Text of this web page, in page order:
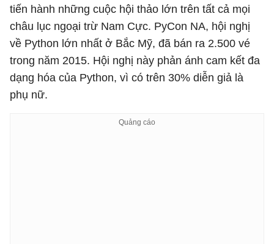
tiến hành những cuộc hội thảo lớn trên tất cả mọi
châu lục ngoại trừ Nam Cực. PyCon NA, hội nghị
về Python lớn nhất ở Bắc Mỹ, đã bán ra 2.500 vé
trong năm 2015. Hội nghị này phản ánh cam kết đa
dạng hóa của Python, vì có trên 30% diễn giả là
phụ nữ.